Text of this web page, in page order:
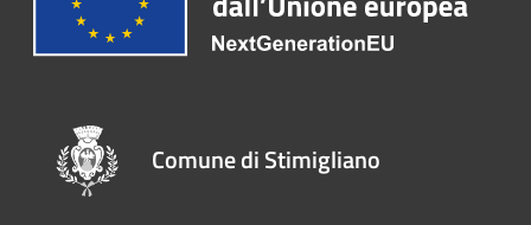
Comune di Stimigliano